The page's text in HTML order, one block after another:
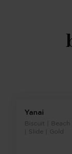
Yanai
Biscuit |
| Slide | Gold